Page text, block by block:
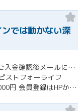
では動かない深
金確認後メールにてURLをお知らせいたします。
ストフォーライフ
メルマガ会員：6,000円 会員登録はHPから無料で行えます。会員限定特典あり！